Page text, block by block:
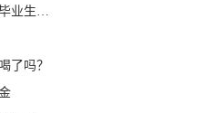
就业
了吗？